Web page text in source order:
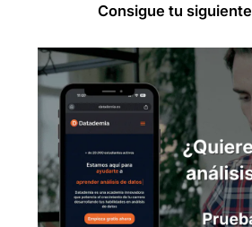
Consigue tu siguiente